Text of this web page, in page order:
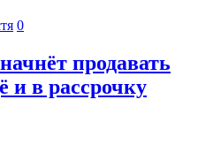
0
продавать
и в рассрочку